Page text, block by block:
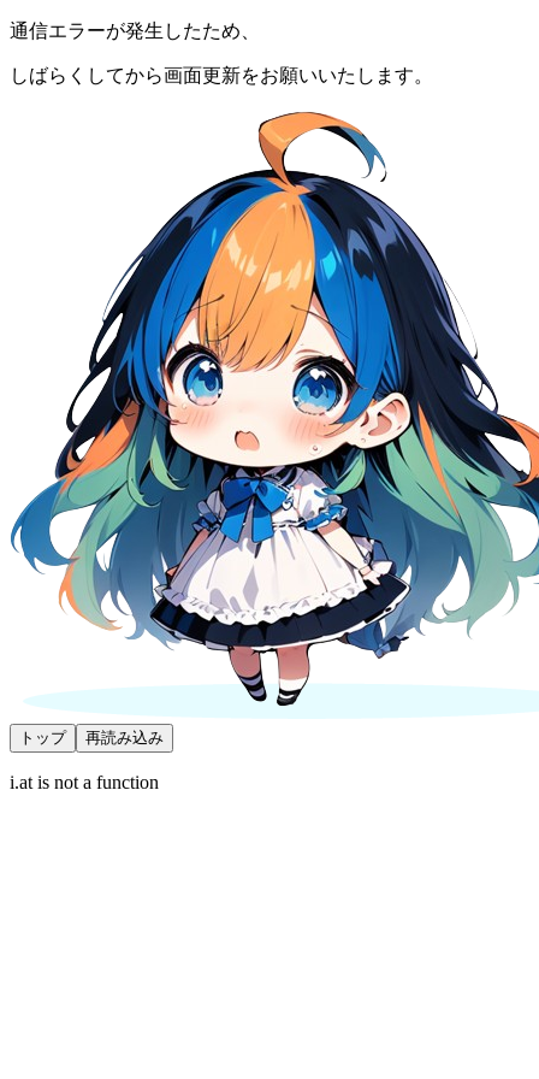
通信エラーが発生したため、
しばらくしてから画面更新をお願いいたします。
トップ 再読み込み
i.at is not a function